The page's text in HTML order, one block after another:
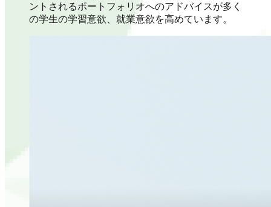
ントされるポートフォリオへのアドバイスが多く
の学生の学習意欲、就業意欲を高めています。